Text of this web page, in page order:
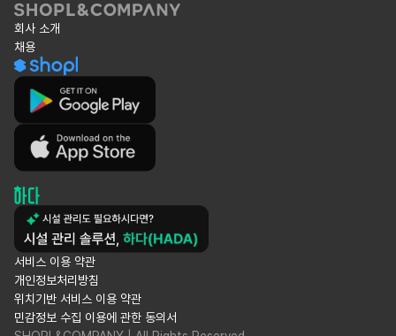
회사 소개
채용
서비스 이용 약관
개인정보처리방침
위치기반 서비스 이용 약관
민감정보 수집 이용에 관한 동의서